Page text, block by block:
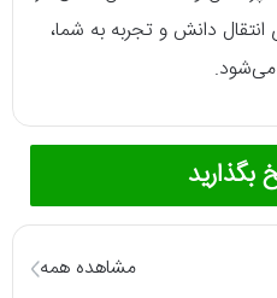
دانش و تجربه به شما،
مشاهده همه